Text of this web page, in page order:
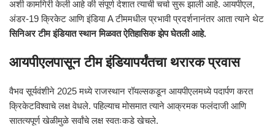
अशी कामगिरी केली आहे की संपूर्ण देशात त्याची चर्चा सुरू झाली आहे. आयपीएल,
अंडर-19 क्रिकेट आणि इंडिया A टीममधील प्रभावी प्रदर्शनानंतर आता त्याने थेट
सिनिअर टीम इंडियात स्थान मिळवत ऐतिहासिक झेप घेतली आहे.
आयपीएलपासून टीम इंडियापर्यंतचा थरारक प्रवास
वैभव सूर्यवंशीने 2025 मध्ये राजस्थान रॉयल्सकडून आयपीएलमध्ये पदार्पण करत
क्रिकेटविश्वाचे लक्ष वेधले. पहिल्याच मोसमात त्याने आक्रमक फलंदाजी आणि
सातत्यपूर्ण खेळीमुळे सर्वांचे लक्ष स्वतःकडे खेचले.